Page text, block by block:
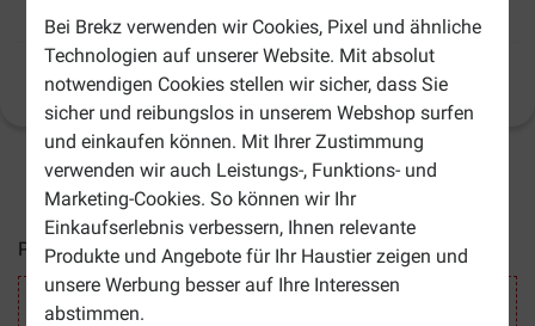
Bei Brekz verwenden wir Cookies, Pixel und ähnliche
Technologien auf unserer Website. Mit absolut
notwendigen Cookies stellen wir sicher, dass Sie
sicher und reibungslos in unserem Webshop surfen
und einkaufen können. Mit Ihrer Zustimmung
verwenden wir auch Leistungs-, Funktions- und
Marketing-Cookies. So können wir Ihr
Einkaufserlebnis verbessern, Ihnen relevante
Produkte und Angebote für Ihr Haustier zeigen und
unsere Werbung besser auf Ihre Interessen
abstimmen.
Produktinformation
3-5 Arbeitstage, sofern nicht anders angegeben
Preise inkl. MwSt zzgl.Versandkosten
Sicher Einkaufen